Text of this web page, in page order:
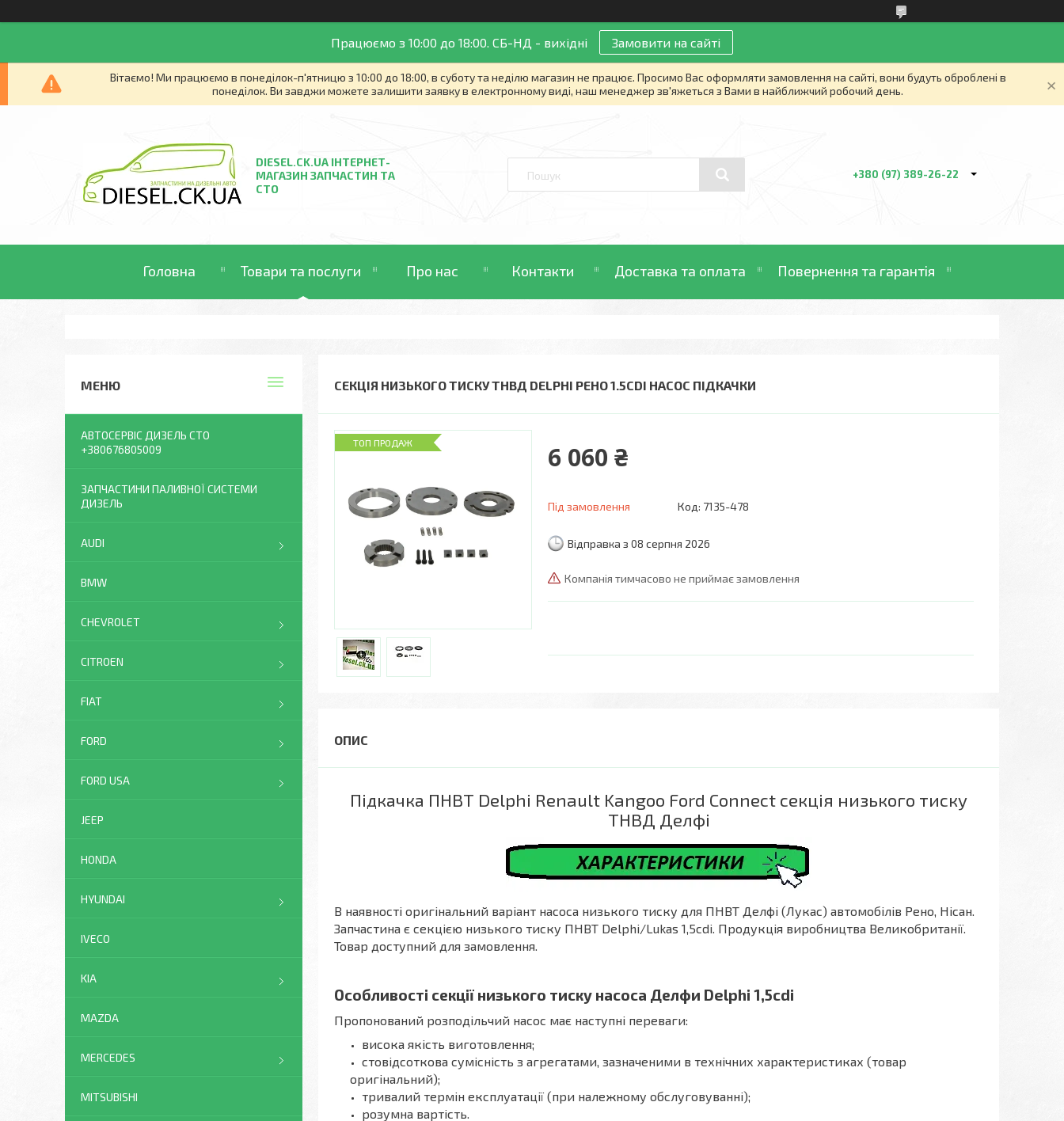
Працюємо з 10:00 до 18:00. СБ-НД - вихідні Замовити на сайті
Вітаємо! Ми працюємо в понеділок-п'ятницю з 10:00 до 18:00, в суботу та неділю магазин не працює. Просимо Вас оформляти замовлення на сайті, вони будуть оброблені в
понеділок. Ви завджи можете залишити заявку в електронному виді, наш менеджер зв'яжеться з Вами в найближчий робочий день.
DIESEL.CK.UA ІНТЕРНЕТ-
МАГАЗИН ЗАПЧАСТИН ТА
СТО
+380 (97) 389-26-22
Головна Товари та послуги Про нас Контакти Доставка та оплата Повернення та гарантія
СЕКЦІЯ НИЗЬКОГО ТИСКУ ТНВД DELPHI РЕНО 1.5CDI НАСОС ПІДКАЧКИ
ТОП ПРОДАЖ 6 060 ₴
Під замовлення Код: 7135-478
Відправка з 08 серпня 2026
Компанія тимчасово не приймає замовлення
Підкачка ПНВТ Delphi Renault Kangoo Ford Connect секція низького тиску
ТНВД Делфі
В наявності оригінальний варіант насоса низького тиску для ПНВТ Делфі (Лукас) автомобілів Рено, Нісан.
Запчастина є секцією низького тиску ПНВТ Delphi/Lukas 1,5cdi. Продукція виробництва Великобританії.
Товар доступний для замовлення.
Особливості секції низького тиску насоса Делфи Delphi 1,5cdi
Пропонований розподільчий насос має наступні переваги:
висока якість виготовлення;
стовідсоткова сумісність з агрегатами, зазначеними в технічних характеристиках (товар
оригінальний);
тривалий термін експлуатації (при належному обслуговуванні);
розумна вартість.
АВТОСЕРВІС ДИЗЕЛЬ СТО
+380676805009
ЗАПЧАСТИНИ ПАЛИВНОЇ СИСТЕМИ
ДИЗЕЛЬ
AUDI
BMW
CHEVROLET
CITROEN
FIAT
FORD
FORD USA
JEEP
HONDA
HYUNDAI
IVECO
KIA
MAZDA
MERCEDES
MITSUBISHI